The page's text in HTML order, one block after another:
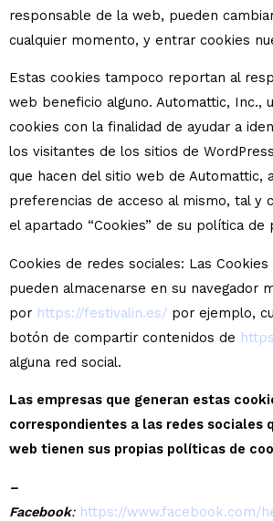
responsable de la web, pueden
cualquier momento, y entrar cookies
Estas cookies tampoco reportan al
web beneficio alguno. Automattic, Inc.,
cookies con la finalidad de ayudar a
los visitantes de los sitios de
que hacen del sitio web de Automattic,
preferencias de acceso al mismo, tal y
el apartado “Cookies” de su política de
Cookies de redes sociales: Las
pueden almacenarse en su navegador
por https://festivalin.es/ por ejemplo,
botón de compartir contenidos de
alguna red social.
Las empresas que generan estas
correspondientes a las redes sociales
web tienen sus propias políticas de
–
Facebook: https://www.facebook.com/